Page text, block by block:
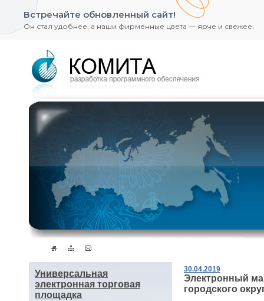
Встречайте обновленный сайт!
Он стал удобнее, а наши фирменные цвета — ярче и свежее.
Универсальная
электронная торговая
площадка
30.04.2019
Электронный
городского